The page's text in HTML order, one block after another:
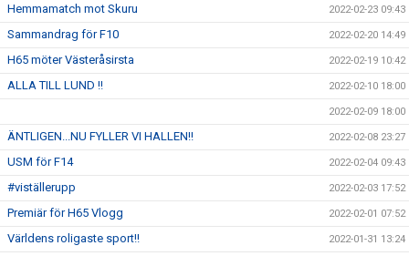
Hemmamatch mot Skuru 2022-02-23 09:43
Sammandrag för F10 2022-02-20 14:49
H65 möter Västeråsirsta 2022-02-19 10:42
ALLA TILL LUND !! 2022-02-10 18:00
2022-02-09 18:00
ÄNTLIGEN...NU FYLLER VI HALLEN!! 2022-02-08 23:27
USM för F14 2022-02-04 09:43
#viställerupp 2022-02-03 17:52
Premiär för H65 Vlogg 2022-02-01 07:52
Världens roligaste sport!! 2022-01-31 13:24